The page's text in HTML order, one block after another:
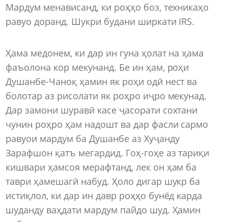
Мардум менависанд, ки роҳҳо боз, техникаҳо
равуо доранд. Шукри будани ширкати IRS.
Ҳама медонем, ки дар ин гуна ҳолат на ҳама
фаъолона кор мекунанд. Бе ин ҳам, роҳи
Душанбе-Чаноқ ҳамин як роҳи одӣ нест ва
болотар аз рисолати як роҳро иҷро мекунад.
Дар замони шуравӣ касе ҷасорати сохтани
чунин роҳро ҳам надошт ва дар фасли сармо
равуои мардум ба Душанбе аз Хуҷанду
Зарафшон қатъ мегардид. Гоҳ-гоҳе аз тариқи
кишвари ҳамсоя мерафтанд, лек он ҳам ба
таври ҳамешагӣ набуд. Ҳоло дигар шукр ба
истиқлол, ки дар ин давр роҳҳо бунёд карда
шуданду ваҳдати мардум пайдо шуд. Ҳамин